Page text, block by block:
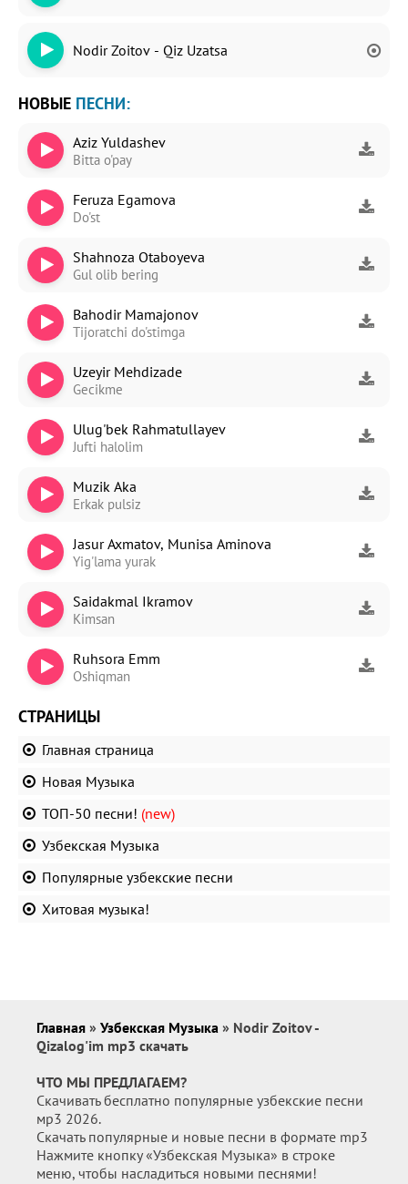
Nodir Zoitov - Qiz Uzatsa
НОВЫЕ ПЕСНИ:
Aziz Yuldashev
Bitta o'pay
Feruza Egamova
Do'st
Shahnoza Otaboyeva
Gul olib bering
Bahodir Mamajonov
Tijoratchi do'stimga
Uzeyir Mehdizade
Gecikme
Ulug'bek Rahmatullayev
Jufti halolim
Muzik Aka
Erkak pulsiz
Jasur Axmatov, Munisa Aminova
Yig'lama yurak
Saidakmal Ikramov
Kimsan
Ruhsora Emm
Oshiqman
СТРАНИЦЫ
Главная страница
Новая Музыка
ТОП-50 песни! (new)
Узбекская Музыка
Популярные узбекские песни
Хитовая музыка!
Главная » Узбекская Музыка » Nodir Zoitov -
Qizalog'im mp3 скачать
ЧТО МЫ ПРЕДЛАГАЕМ?
Скачивать бесплатно популярные узбекские песни
мр3 2026.
Скачать популярные и новые песни в формате mp3
Нажмите кнопку «Узбекская Музыка» в строке
меню, чтобы насладиться новыми песнями!